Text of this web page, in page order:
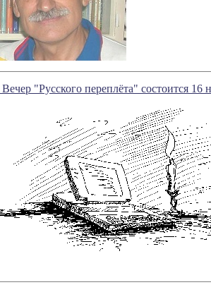
Вечер "Русского переплёта" состоится 16